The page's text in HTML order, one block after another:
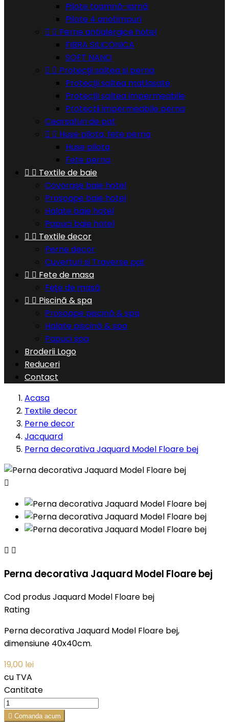
Pilote toamnă-iarnă
Pilote 4 anotimpuri
  Perne antialergice hotel
FIBRA SILICONICA
SOFT NANO
  Protecţii saltea si perna
Protecţii saltea matlasate
Protecţii saltea impermeabile
Protectii impermeabile perna
Cearsafuri de pat
  Huse pilota, fete perna
Huse pilota
Fete perna
  Textile de baie
Covoraşe baie hotel
Prosoape baie hotel
Halate baie hotel
Papuci baie hotel
  Textile decor
Perne decor
Cuverturi si Traverse pat
  Fete de masa
Feţe de masă
  Piscină & spa
Prosoape piscină & spa
Halate piscină & spa
Papuci spa
Broderii Logo
Reduceri
Contact
Acasa
Textile decor
Perne decor
Jacquard
Perna decorativa Jaquard Model Floare bej

 
Perna decorativa Jaquard Model Floare bej
Cod produsJaquard Model Floare bej
Rating
Perna decorativa Jaquard Model Floare bej,
dimensiune 40x40cm.
19,00 lei
cu TVA
Cantitate
 Comanda acum